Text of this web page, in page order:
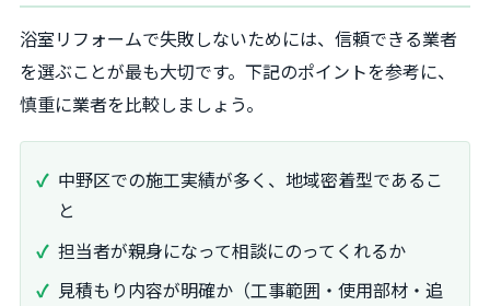
浴室リフォームで失敗しないためには、信頼できる業者
を選ぶことが最も大切です。下記のポイントを参考に、
慎重に業者を比較しましょう。
中野区での施工実績が多く、地域密着型であるこ
と
担当者が親身になって相談にのってくれるか
見積もり内容が明確か（工事範囲・使用部材・追